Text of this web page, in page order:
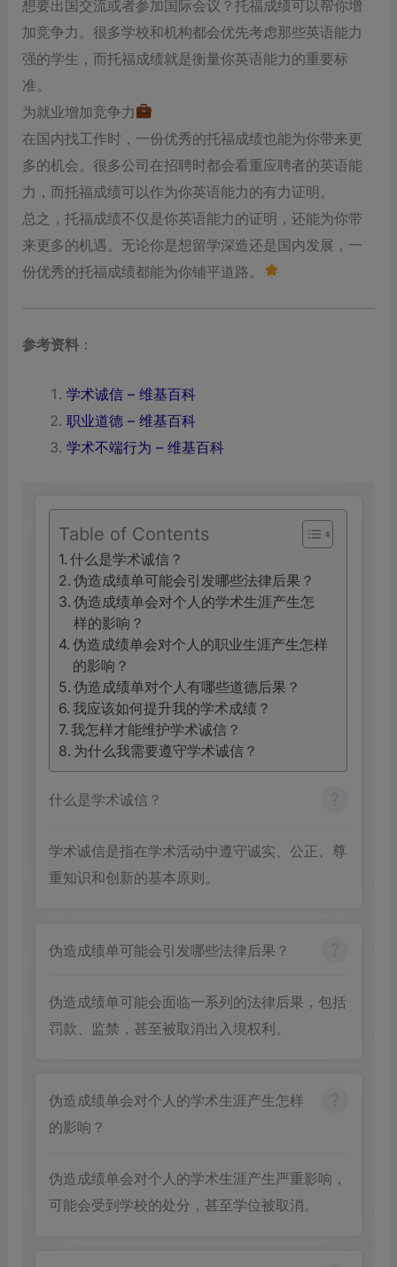
想要出国交流或者参加国际会议？托福成绩可以帮你增
加竞争力。很多学校和机构都会优先考虑那些英语能力
强的学生，而托福成绩就是衡量你英语能力的重要标
准。
为就业增加竞争力
在国内找工作时，一份优秀的托福成绩也能为你带来更
多的机会。很多公司在招聘时都会看重应聘者的英语能
力，而托福成绩可以作为你英语能力的有力证明。
总之，托福成绩不仅是你英语能力的证明，还能为你带
来更多的机遇。无论你是想留学深造还是国内发展，一
份优秀的托福成绩都能为你铺平道路。
参考资料 ：
学术诚信 – 维基百科
职业道德 – 维基百科
学术不端行为 – 维基百科
Table of Contents
什么是学术诚信？
伪造成绩单可能会引发哪些法律后果？
伪造成绩单会对个人的学术生涯产生怎
样的影响？
伪造成绩单会对个人的职业生涯产生怎样
的影响？
伪造成绩单对个人有哪些道德后果？
我应该如何提升我的学术成绩？
我怎样才能维护学术诚信？
为什么我需要遵守学术诚信？
什么是学术诚信？
学术诚信是指在学术活动中遵守诚实、公正、尊
重知识和创新的基本原则。
伪造成绩单可能会引发哪些法律后果？
伪造成绩单可能会面临一系列的法律后果，包括
罚款、监禁，甚至被取消出入境权利。
伪造成绩单会对个人的学术生涯产生怎样
的影响？
伪造成绩单会对个人的学术生涯产生严重影响，
可能会受到学校的处分，甚至学位被取消。